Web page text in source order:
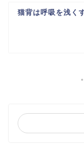
猫背は呼吸を浅く